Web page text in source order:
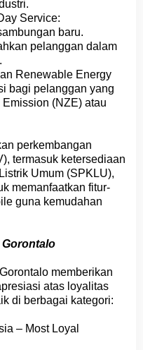
Service:
baru.
pelanggan dalam
Renewable Energy
bagi pelanggan yang
(NZE) atau
perkembangan
termasuk ketersediaan
Umum (SPKLU),
memanfaatkan fitur-
guna kemudahan
memberikan
atas loyalitas
di berbagai kategori:
– Most Loyal